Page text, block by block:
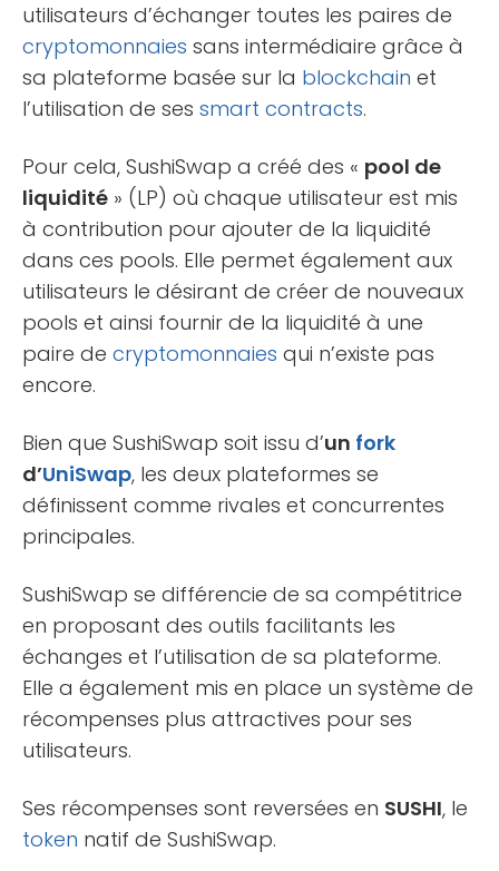
utilisateurs d’échanger toutes les paires de
cryptomonnaies sans intermédiaire grâce à
sa plateforme basée sur la blockchain et
l’utilisation de ses smart contracts.
Pour cela, SushiSwap a créé des « pool de
liquidité » (LP) où chaque utilisateur est mis
à contribution pour ajouter de la liquidité
dans ces pools. Elle permet également aux
utilisateurs le désirant de créer de nouveaux
pools et ainsi fournir de la liquidité à une
paire de cryptomonnaies qui n’existe pas
encore.
Bien que SushiSwap soit issu d’un fork
d’UniSwap, les deux plateformes se
définissent comme rivales et concurrentes
principales.
SushiSwap se différencie de sa compétitrice
en proposant des outils facilitants les
échanges et l’utilisation de sa plateforme.
Elle a également mis en place un système de
récompenses plus attractives pour ses
utilisateurs.
Ses récompenses sont reversées en SUSHI, le
token natif de SushiSwap.